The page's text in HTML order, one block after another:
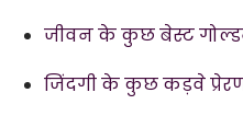
जीवन के कुछ बेस्ट
जिंदगी के कुछ कड़वे